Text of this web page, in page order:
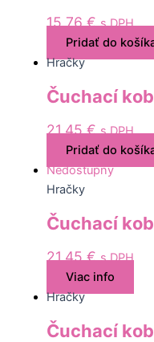
15,76€ s DPH
Pridať do
Hračky
Čuchací
21,45€ s DPH
Pridať do
Nedostupný
Hračky
Čuchací
21,45€ s DPH
Viac info
Hračky
Čuchací